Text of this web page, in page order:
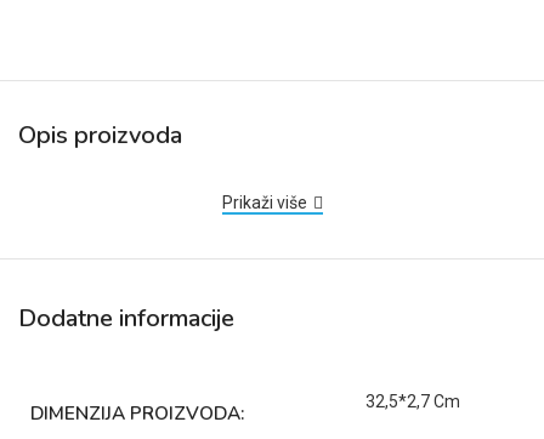
Opis proizvoda
Prikaži više
Dodatne informacije
DIMENZIJA PROIZVODA: 32,5*2,7 Cm